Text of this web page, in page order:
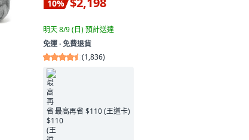
10%
明天 8/9 (日)預計送達
免運 ∙ 免費退貨
(1,836)
最高再省 $110 (王道卡)